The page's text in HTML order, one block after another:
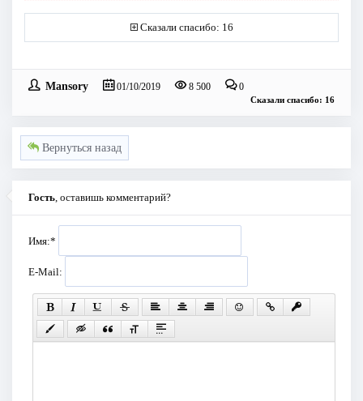
Сказали спасибо: 16
Mansory 01/10/2019 8 500 0
Сказали спасибо: 16
Вернуться назад
Гость, оставишь комментарий?
Имя:*
E-Mail: